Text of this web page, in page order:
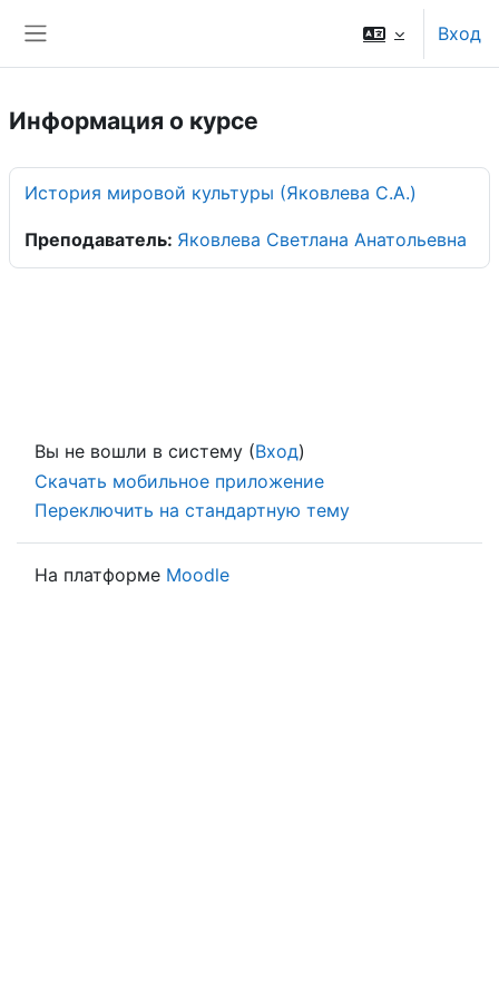
Вход
Информация о курсе
История мировой культуры (Яковлева С.А.)
Преподаватель: Яковлева Светлана Анатольевна
Вы не вошли в систему (Вход)
Скачать мобильное приложение
Переключить на стандартную тему
На платформе Moodle